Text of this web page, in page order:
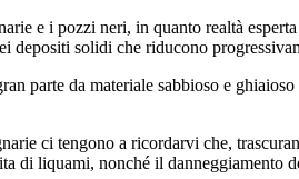
e i pozzi neri, in quanto realtà
depositi solidi che riducono
parte da materiale sabbioso e
ci tengono a ricordarvi che,
di liquami, nonché il danneggiamento